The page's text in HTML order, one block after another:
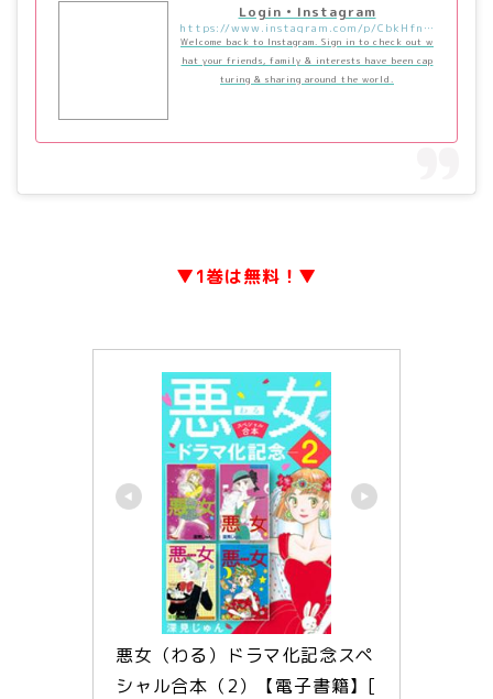
Login • Instagram
https://www.instagram.com/p/CbkHfn6LchN/?utm_source=ig_embed&utm_campaign=loading
Welcome back to Instagram. Sign in to check out w
hat your friends, family & interests have been cap
turing & sharing around the world.
▼1巻は無料！▼
悪女（わる）ドラマ化記念スペ
シャル合本（2）【電子書籍】[